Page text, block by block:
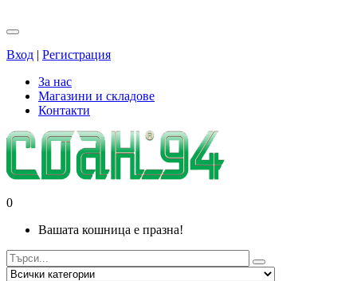
Вход | Регистрация
За нас
Магазини и складове
Контакти
0
Вашата кошница е празна!